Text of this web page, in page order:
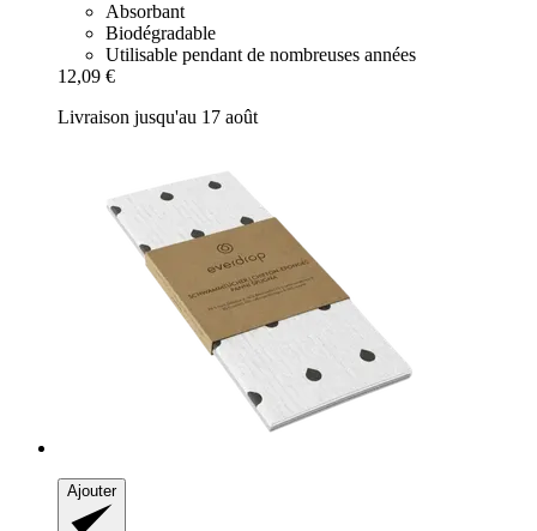
Absorbant
Biodégradable
Utilisable pendant de nombreuses années
12,09 €
Livraison jusqu'au 17 août
Ajouter